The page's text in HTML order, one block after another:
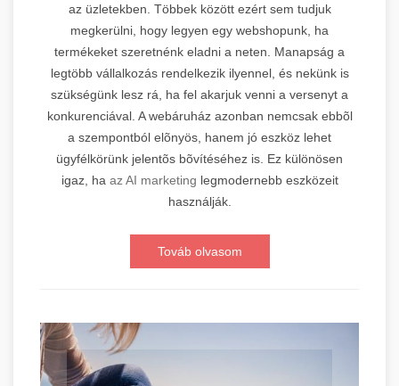
az üzletekben. Többek között ezért sem tudjuk
megkerülni, hogy legyen egy webshopunk, ha
termékeket szeretnénk eladni a neten. Manapság a
legtöbb vállalkozás rendelkezik ilyennel, és nekünk is
szükségünk lesz rá, ha fel akarjuk venni a versenyt a
konkurenciával. A webáruház azonban nemcsak ebbõl
a szempontból elõnyös, hanem jó eszköz lehet
ügyfélkörünk jelentõs bõvítéséhez is. Ez különösen
igaz, ha az AI marketing legmodernebb eszközeit
használják.
Továb olvasom